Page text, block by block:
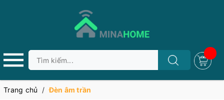
Trang chủ / Đèn âm trần